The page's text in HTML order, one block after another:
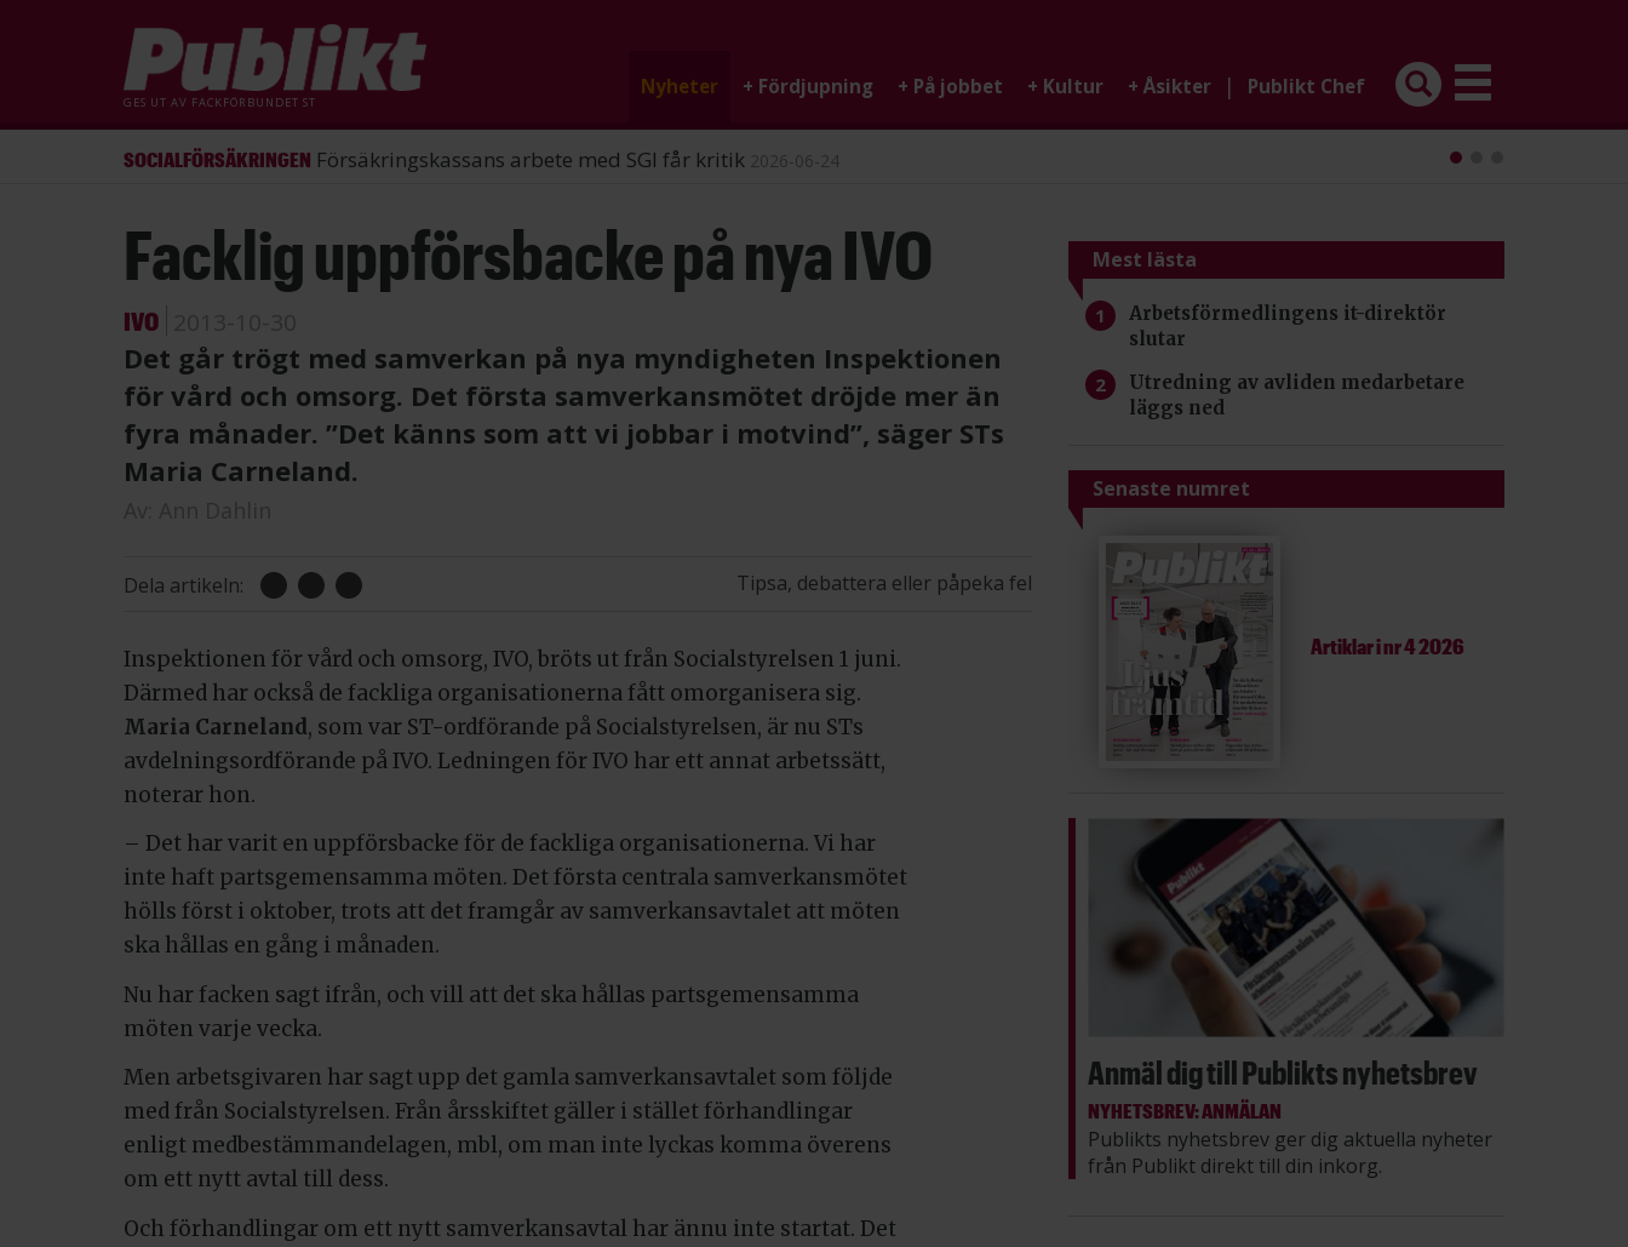
huvudinnehåll
GES UT AV FACKFÖRBUNDET ST
Nyheter + Fördjupning + På jobbet + Kultur + Åsikter | Publikt Chef
ARBETSRÄTT ST förlorade mål mot Energimyndigheten 2026-06-25
Facklig uppförsbacke på nya IVO
IVO
Det går trögt med samverkan på nya myndigheten Inspektionen
för vård och omsorg. Det första samverkansmötet dröjde mer än
fyra månader. ”Det känns som att vi jobbar i motvind”, säger STs
Maria Carneland.
Dela artikeln: Tipsa, debattera eller påpeka fel
Inspektionen för vård och omsorg, IVO, bröts ut från Socialstyrelsen 1 juni.
Därmed har också de fackliga organisationerna fått omorganisera sig.
Maria Carneland, som var ST-ordförande på Socialstyrelsen, är nu STs
avdelningsordförande på IVO. Ledningen för IVO har ett annat arbetssätt,
noterar hon.
– Det har varit en uppförsbacke för de fackliga organisationerna. Vi har
inte haft partsgemensamma möten. Det första centrala samverkansmötet
hölls först i oktober, trots att det framgår av samverkansavtalet att möten
ska hållas en gång i månaden.
Nu har facken sagt ifrån, och vill att det ska hållas partsgemensamma
möten varje vecka.
Men arbetsgivaren har sagt upp det gamla samverkansavtalet som följde
med från Socialstyrelsen. Från årsskiftet gäller i stället förhandlingar
enligt medbestämmandelagen, mbl, om man inte lyckas komma överens
om ett nytt avtal till dess.
Och förhandlingar om ett nytt samverkansavtal har ännu inte startat. Det
Mest lästa
Arbetsförmedlingens it-direktör
slutar
Utredning av avliden medarbetare
läggs ned
Senaste numret
Artiklar inr 4 2026
Anmäl dig till Publikts nyhetsbrev
NYHETSBREV: ANMÄLAN
Publikts nyhetsbrev ger dig aktuella nyheter
från Publikt direkt till din inkorg.